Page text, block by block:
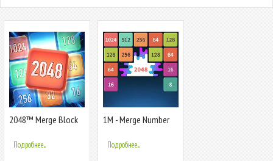
2048™ Merge Block
Подробнее...
1M - Merge Number
Подробнее...